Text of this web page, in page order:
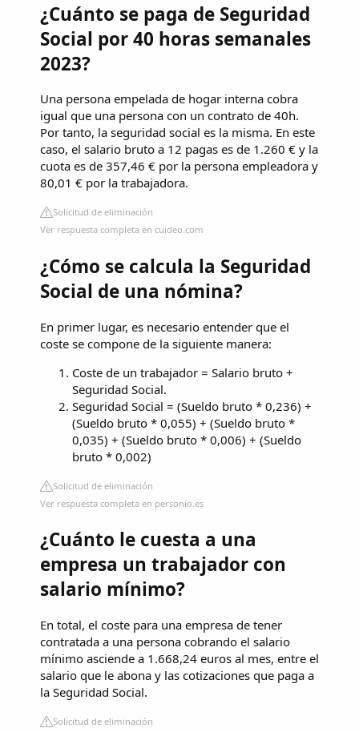
¿Cuánto se paga de Seguridad
Social por 40 horas semanales
2023?
Una persona empelada de hogar interna cobra
igual que una persona con un contrato de 40h.
Por tanto, la seguridad social es la misma. En este
caso, el salario bruto a 12 pagas es de 1.260 € y la
cuota es de 357,46 € por la persona empleadora y
80,01 € por la trabajadora.
Solicitud de eliminación
Ver respuesta completa en cuideo.com
¿Cómo se calcula la Seguridad
Social de una nómina?
En primer lugar, es necesario entender que el
coste se compone de la siguiente manera:
Coste de un trabajador = Salario bruto +
Seguridad Social.
Seguridad Social = (Sueldo bruto * 0,236) +
(Sueldo bruto * 0,055) + (Sueldo bruto *
0,035) + (Sueldo bruto * 0,006) + (Sueldo
bruto * 0,002)
Solicitud de eliminación
Ver respuesta completa en personio.es
¿Cuánto le cuesta a una
empresa un trabajador con
salario mínimo?
En total, el coste para una empresa de tener
contratada a una persona cobrando el salario
mínimo asciende a 1.668,24 euros al mes, entre el
salario que le abona y las cotizaciones que paga a
la Seguridad Social.
Solicitud de eliminación